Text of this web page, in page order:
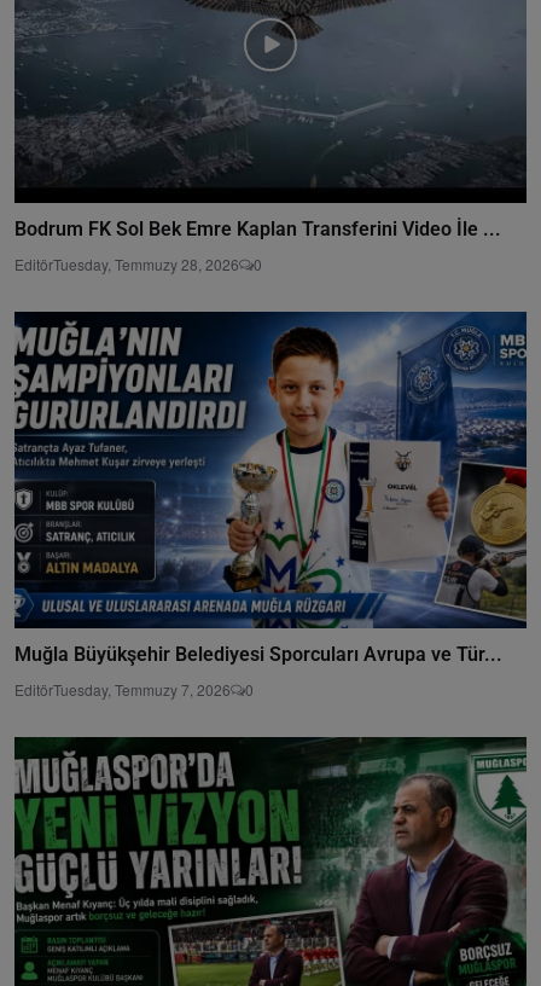
Bodrum FK Sol Bek Emre Kaplan Transferini Video İle ...
EditörTuesday, Temmuzy 28, 2026 0
Muğla Büyükşehir Belediyesi Sporcuları Avrupa ve Tür...
EditörTuesday, Temmuzy 7, 2026 0